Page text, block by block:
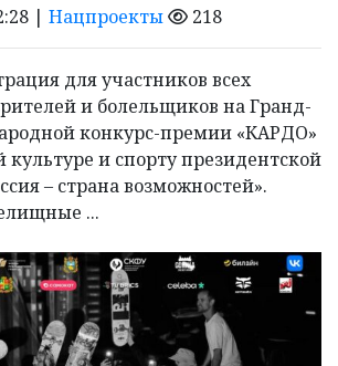
| Нацпроекты 218
для участников всех
и болельщиков на Гранд-
конкурс-премии «КАРДО»
и спорту президентской
– страна возможностей».
...